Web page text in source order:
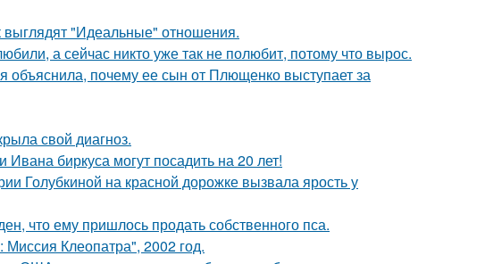
выглядят "Идеальные" отношения.
а сейчас никто уже так не полюбит, потому что вырос.
почему ее сын от Плющенко выступает за
свой диагноз.
биркуса могут посадить на 20 лет!
Голубкиной на красной дорожке вызвала ярость у
что ему пришлось продать собственного пса.
Клеопатра", 2002 год.